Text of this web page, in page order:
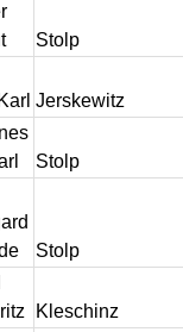
Stolp
Jerskewitz
Stolp
Stolp
Kleschinz